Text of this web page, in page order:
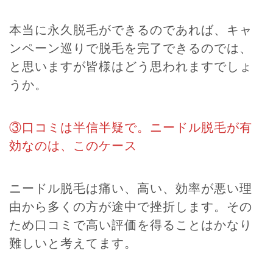
本当に永久脱毛ができるのであれば、キャ
ンペーン巡りで脱毛を完了できるのでは、
と思いますが皆様はどう思われますでしょ
うか。
③口コミは半信半疑で。ニードル脱毛が有
効なのは、このケース
ニードル脱毛は痛い、高い、効率が悪い理
由から多くの方が途中で挫折します。その
ため口コミで高い評価を得ることはかなり
難しいと考えてます。